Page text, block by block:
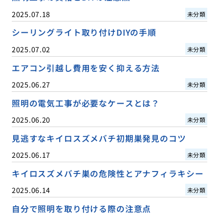
2025.07.18 未分類
シーリングライト取り付けDIYの手順
2025.07.02 未分類
エアコン引越し費用を安く抑える方法
2025.06.27 未分類
照明の電気工事が必要なケースとは？
2025.06.20 未分類
見逃すなキイロスズメバチ初期巣発見のコツ
2025.06.17 未分類
キイロスズメバチ巣の危険性とアナフィラキシー
2025.06.14 未分類
自分で照明を取り付ける際の注意点